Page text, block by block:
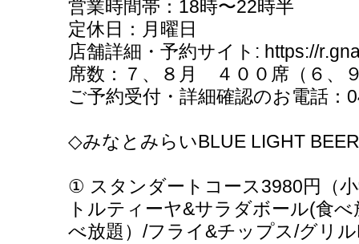
営業時間帯：18時〜22時半
定休日：月曜日
店舗詳細・予約サイト: https://
席数：７、８月 ４００席（６、
ご予約受付・詳細確認のお電話：
◇みなとみらいBLUE LIGHT
① スタンダートコース3980円（
トルティーヤ&サラダボール(食
べ放題）/フライ&チップス/グリ